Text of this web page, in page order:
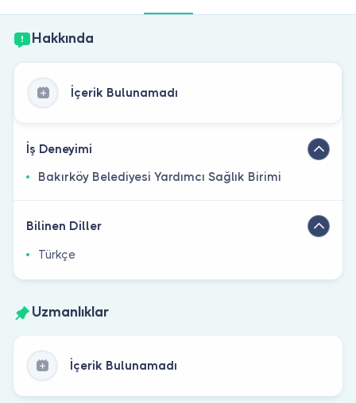
Hakkında
İçerik Bulunamadı
İş Deneyimi
Bakırköy Belediyesi Yardımcı Sağlık Birimi
Bilinen Diller
Türkçe
Uzmanlıklar
İçerik Bulunamadı